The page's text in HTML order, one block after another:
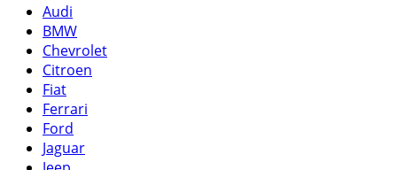
Audi
BMW
Chevrolet
Citroen
Fiat
Ferrari
Ford
Jaguar